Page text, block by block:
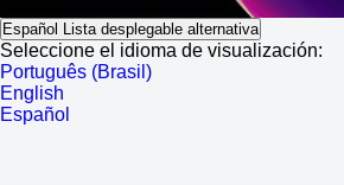
Español Lista desplegable alternativa
Seleccione el idioma de visualización:
Português (Brasil)
English
Español